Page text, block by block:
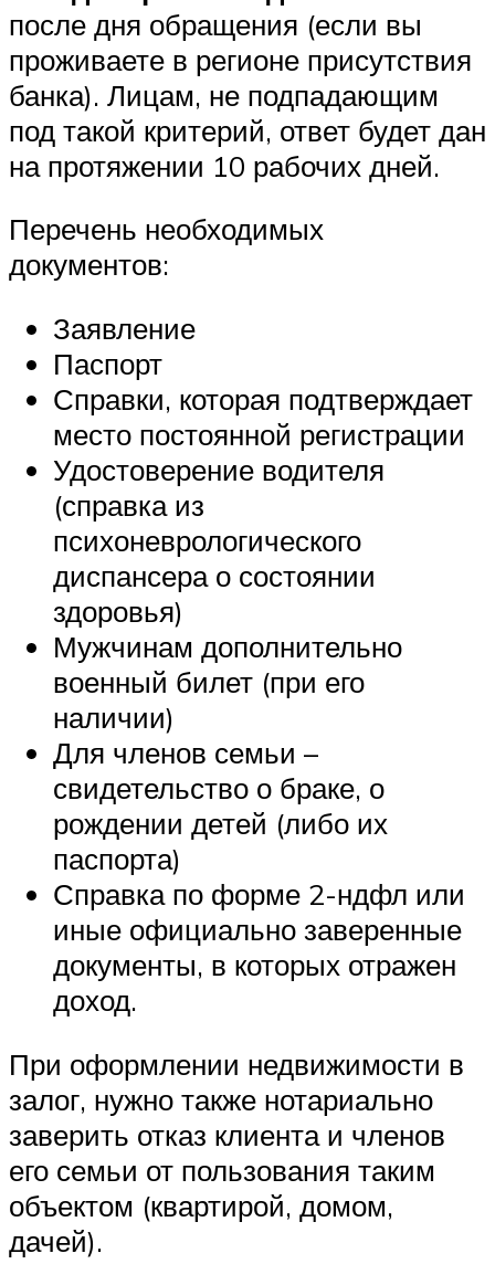
после дня обращения (если вы
проживаете в регионе присутствия
банка). Лицам, не подпадающим
под такой критерий, ответ будет дан
на протяжении 10 рабочих дней.
Перечень необходимых
документов:
Заявление
Паспорт
Справки, которая подтверждает
место постоянной регистрации
Удостоверение водителя
(справка из
психоневрологического
диспансера о состоянии
здоровья)
Мужчинам дополнительно
военный билет (при его
наличии)
Для членов семьи –
свидетельство о браке, о
рождении детей (либо их
паспорта)
Справка по форме 2-ндфл или
иные официально заверенные
документы, в которых отражен
доход.
При оформлении недвижимости в
залог, нужно также нотариально
заверить отказ клиента и членов
его семьи от пользования таким
объектом (квартирой, домом,
дачей).